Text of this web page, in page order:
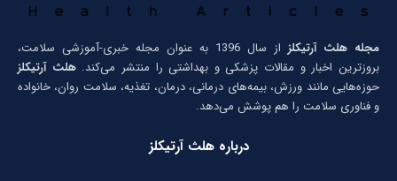
مجله هلث آرتیکلز
از سال 1396 به عنوان مجله خبری-آموزشی سلامت،
بروزترین اخبار و مقالات پزشکی و بهداشتی را منتشر می‌کند.هلث آرتیکلز
حوزه‌هایی مانند ورزش، بیمه‌های درمانی، درمان، تغذیه، سلامت روان، خانواده
و فناوری سلامت را هم پوشش می‌دهد.
درباره هلث آرتیکلز